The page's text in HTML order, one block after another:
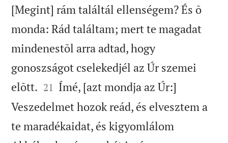
[Megint] rám találtál ellenségem? És õ
monda: Rád találtam; mert te magadat
mindenestõl arra adtad, hogy
gonoszságot cselekedjél az Úr szemei
elõtt. 

21 Ímé, [azt mondja az Úr:]
Veszedelmet hozok reád, és elvesztem a
te maradékaidat, és kigyomlálom